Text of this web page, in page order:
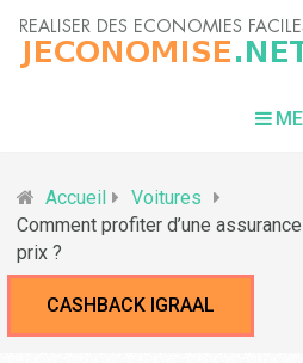
Accueil
Voitures
Comment profiter d’une
prix ?
CASHBACK IGRAAL